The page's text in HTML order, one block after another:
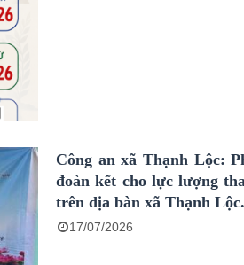
Công an xã Thạnh Lộc:
đoàn kết cho lực lượng
trên địa bàn xã Thạnh Lộc.
17/07/2026